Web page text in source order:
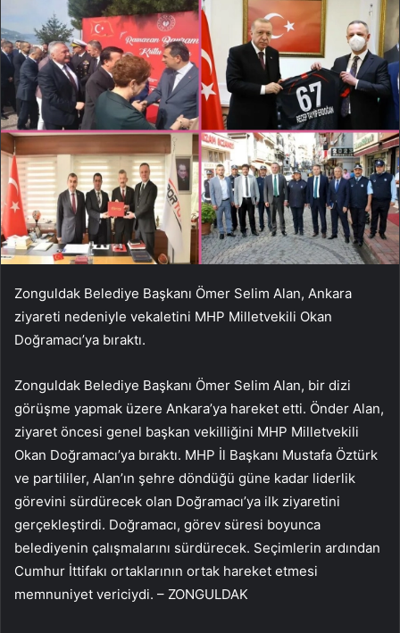
Zonguldak Belediye Başkanı Ömer Selim Alan, Ankara
ziyareti nedeniyle vekaletini MHP Milletvekili Okan
Doğramacı’ya bıraktı.
Zonguldak Belediye Başkanı Ömer Selim Alan, bir dizi
görüşme yapmak üzere Ankara’ya hareket etti. Önder Alan,
ziyaret öncesi genel başkan vekilliğini MHP Milletvekili
Okan Doğramacı’ya bıraktı. MHP İl Başkanı Mustafa Öztürk
ve partililer, Alan’ın şehre döndüğü güne kadar liderlik
görevini sürdürecek olan Doğramacı’ya ilk ziyaretini
gerçekleştirdi. Doğramacı, görev süresi boyunca
belediyenin çalışmalarını sürdürecek. Seçimlerin ardından
Cumhur İttifakı ortaklarının ortak hareket etmesi
memnuniyet vericiydi. – ZONGULDAK